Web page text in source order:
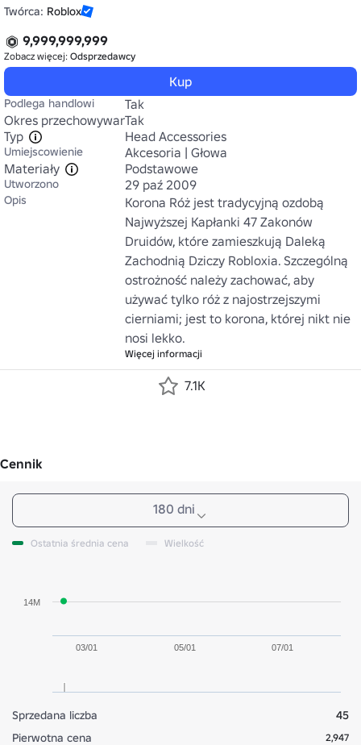
Twórca: Roblox
9,999,999,999
Zobacz więcej: Odsprzedawcy
Kup
Podlega handlowi
Tak
Okres przechowywania
Tak
Typ
Head Accessories
Umiejscowienie
Akcesoria | Głowa
Materiały
Podstawowe
Utworzono 29 paź 2009
Opis
Korona Róż jest tradycyjną ozdobą
Najwyższej Kapłanki 47 Zakonów
Druidów, które zamieszkują Daleką
Zachodnią Dziczy Robloxia. Szczególną
ostrożność należy zachować, aby
używać tylko róż z najostrzejszymi
cierniami; jest to korona, której nikt nie
nosi lekko.
Więcej informacji
7.1K
Cennik
180 dni
Ostatnia średnia cena Wielkość
03/01 05/01 07/01
14M
Sprzedana liczba
45
Pierwotna cena
2,947